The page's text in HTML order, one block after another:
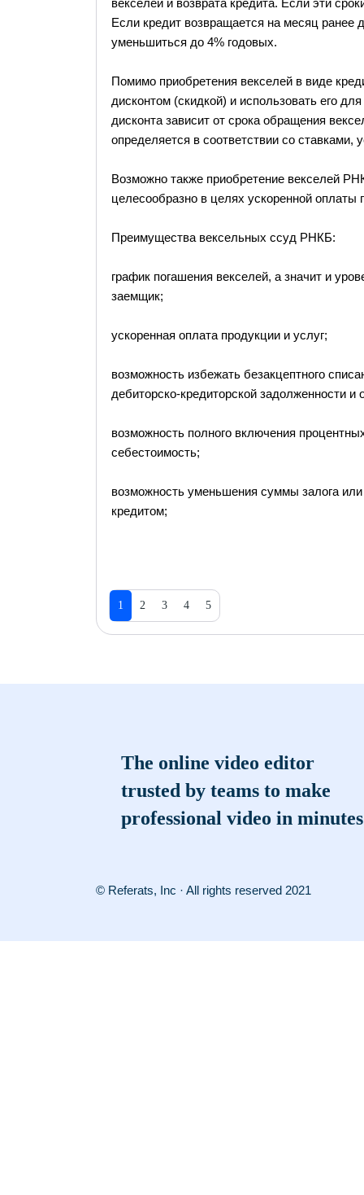
векселей и возврата кредита. Если эти
Если кредит возвращается на месяц ранее
уменьшиться до 4% годовых.
Помимо приобретения векселей в виде
дисконтом (скидкой) и использовать его
дисконта зависит от срока обращения
определяется в соответствии со
Возможно также приобретение векселей
целесообразно в целях ускоренной оплаты
Преимущества вексельных ссуд РНКБ:
график погашения векселей, а значит и
заемщик;
ускоренная оплата продукции и услуг;
возможность избежать безакцептного
дебиторско-кредиторской задолженности
возможность полного включения
себестоимость;
возможность уменьшения суммы залога
кредитом;
1 2 3 4 5
The online video editor
trusted by teams to make
professional video in minutes
© Referats, Inc · All rights reserved 2021